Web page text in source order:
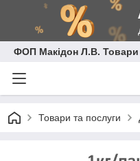
ФОП Макідон Л.В. Товари
Товари та послуги